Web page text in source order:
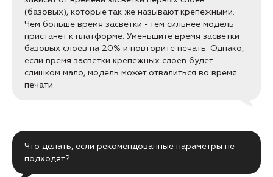
(базовых), которые так же называют крепежными.
Чем больше время засветки - тем сильнее модель
пристанет к платформе. Уменьшите время засветки
базовых слоев на 20% и повторите печать. Однако,
если время засветки крепежных слоев будет
слишком мало, модель может отвалиться во время
печати.
Что делать, если рекомендованные параметры не
подходят?